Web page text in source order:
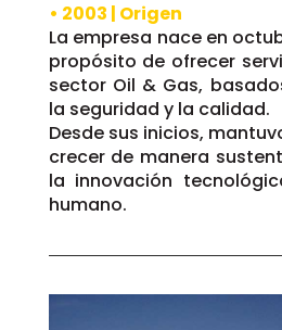
• 2003 | Origen
La empresa nace en
propósito de ofrecer
sector Oil & Gas,
la seguridad y la calidad.
Desde sus inicios,
crecer de manera
la innovación
humano.